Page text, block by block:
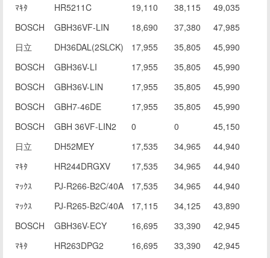
ﾏｷﾀ
HR5211C 19,110 38,115
49,035
BOSCH
GBH36VF-LIN 18,690 37,380
47,985
日立
DH36DAL(2SLCK) 17,955 35,805
45,990
BOSCH
GBH36V-LI 17,955 35,805
45,990
BOSCH
GBH36V-LIN 17,955 35,805
45,990
BOSCH
GBH7-46DE 17,955 35,805
45,990
BOSCH
GBH 36VF-LIN2 0 0
45,150
日立
DH52MEY 17,535 34,965
44,940
ﾏｷﾀ
HR244DRGXV 17,535 34,965
44,940
ﾏｯｸｽ
PJ-R266-B2C/40A 17,535 34,965
44,940
ﾏｯｸｽ
PJ-R265-B2C/40A 17,115 34,125
43,890
BOSCH
GBH36V-ECY 16,695 33,390
42,945
ﾏｷﾀ
HR263DPG2 16,695 33,390
42,945